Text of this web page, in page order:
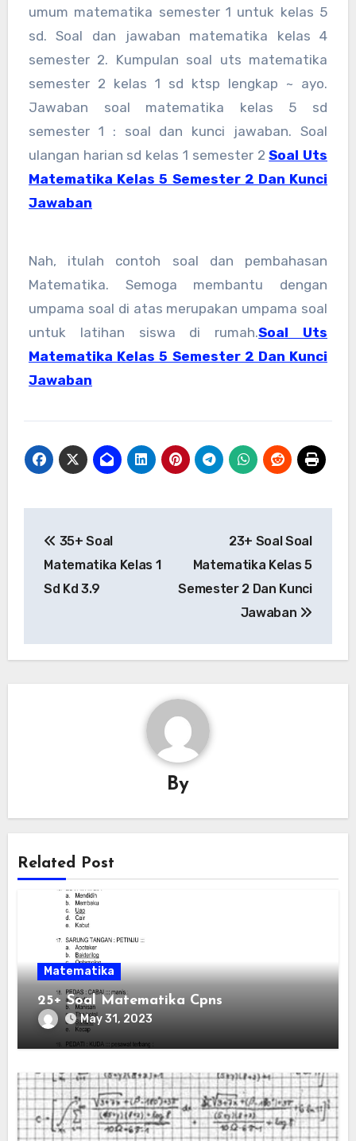
umum matematika semester 1 untuk kelas 5
sd. Soal dan jawaban matematika kelas 4
semester 2. Kumpulan soal uts matematika
semester 2 kelas 1 sd ktsp lengkap ~ ayo.
Jawaban soal matematika kelas 5 sd
semester 1 : soal dan kunci jawaban. Soal
ulangan harian sd kelas 1 semester 2Soal Uts
Matematika Kelas 5 Semester 2 Dan Kunci
Jawaban
Nah, itulah contoh soal dan pembahasan
Matematika. Semoga membantu dengan
umpama soal di atas merupakan umpama soal
untuk latihan siswa di rumah.Soal Uts
Matematika Kelas 5 Semester 2 Dan Kunci
Jawaban
navigation
35+ Soal
Matematika Kelas 1
Sd Kd 3.9
23+ Soal Soal
Matematika Kelas 5
Semester 2 Dan Kunci
Jawaban
By
Related Post
Matematika
25+ Soal Matematika Cpns
May 31, 2023